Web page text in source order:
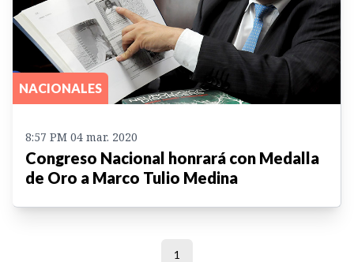
NACIONALES
8:57 PM 04 mar. 2020
Congreso Nacional honrará con Medalla
de Oro a Marco Tulio Medina
1